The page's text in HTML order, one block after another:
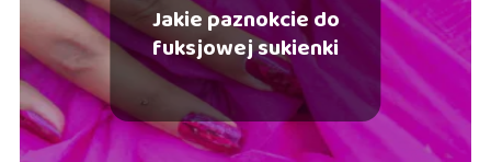
Jakie paznokcie do
fuksjowej sukienki